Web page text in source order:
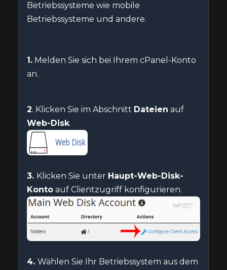
Betriebssysteme wie mobile
Betriebssysteme und andere.
1. Melden Sie sich bei Ihrem cPanel-Konto
an.
2. Klicken Sie im Abschnitt Dateien auf
Web-Disk.
3. Klicken Sie unter Haupt-Web-Disk-
Konto auf Clientzugriff konfigurieren.
4. Wählen Sie Ihr Betriebssystem aus dem